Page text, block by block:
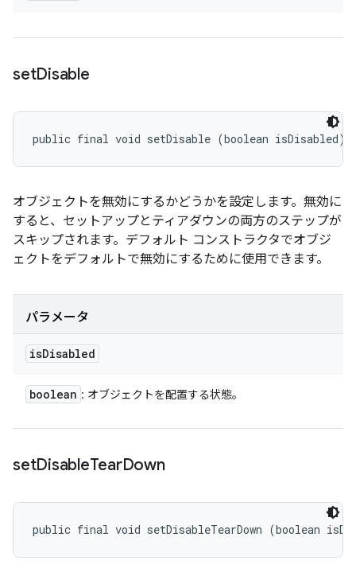
setDisable
public final void setDisable (boolean isDisabled)
オブジェクトを無効にするかどうかを設定します。無効に
すると、セットアップとティアダウンの両方のステップが
スキップされます。デフォルト コンストラクタでオブジ
ェクトをデフォルトで無効にするために使用できます。
パラメータ
isDisabled
boolean : オブジェクトを配置する状態。
setDisableTearDown
public final void setDisableTearDown (boolean